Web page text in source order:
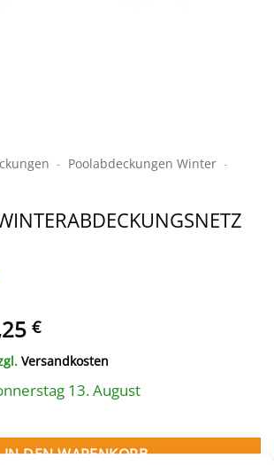
- Pool­abdeckungen Winter -
€
€Aktueller
Preis
ist:
11,25 €.
Versandkosten
13. August
KURZ Menge
IN DEN WARENKORB